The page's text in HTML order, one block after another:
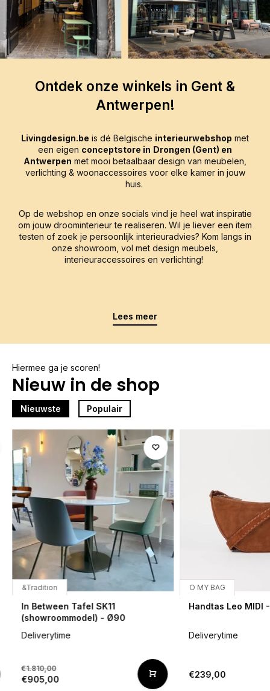
Ontdek onze winkels in Gent &
Antwerpen!
Livingdesign.be is dé Belgische interieurwebshop met
een eigen conceptstore in Drongen (Gent) en
Antwerpen met mooi betaalbaar design van meubelen,
verlichting & woonaccessoires voor elke kamer in jouw
huis.
Op de webshop en onze socials vind je heel wat inspiratie
om jouw droominterieur te realiseren. Wil je liever een item
testen of zoek je persoonlijk interieuradvies? Kom langs in
onze showroom, vol met design meubels,
interieuraccessoires en verlichting!
Lees meer
Hiermee ga je scoren!
Nieuw in de shop
Nieuwste Populair
&Tradition
In Between Tafel SK11
(showroommodel) - Ø90
Deliverytime
€1.810,00
€905,00
O MY BAG
Handtas Leo MIDI
Deliverytime
€239,00